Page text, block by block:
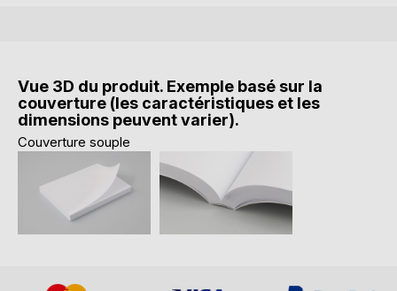
Vue 3D du produit. Exemple basé sur la
couverture (les caractéristiques et les
dimensions peuvent varier).
Couverture souple